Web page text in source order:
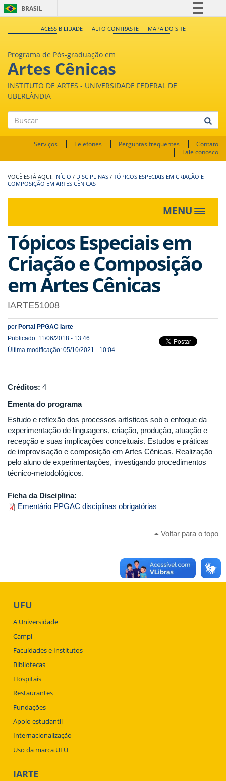
BRASIL
Legislação
ACESSIBILIDADE ALTO CONTRASTE MAPA DO SITE
Programa de Pós-graduação em
Artes Cênicas
INSTITUTO DE ARTES - UNIVERSIDADE FEDERAL DE
UBERLÂNDIA
Buscar
Serviços Telefones Perguntas frequentes
Contato
Fale conosco
INÍCIO / DISCIPLINAS / TÓPICOS ESPECIAIS EM CRIAÇÃO E
COMPOSIÇÃO EM ARTES CÊNICAS
MENU
Toggle
Tópicos Especiais em
Criação e Composição
em Artes Cênicas
IARTE51008
por Portal PPGAC Iarte
Publicado: 11/06/2018 - 13:46
Última modificação: 05/10/2021 - 10:04
Créditos: 4
Ementa do programa
Estudo e reflexão dos processos artísticos sob o enfoque da
experimentação de linguagens, criação, produção, atuação e
recepção e suas implicações conceituais. Estudos e práticas
de improvisação e composição em Artes Cênicas. Realização
pelo aluno de experimentações, investigando procedimentos
técnico-metodológicos.
Ficha da Disciplina:
Ementário PPGAC disciplinas obrigatórias
Voltar para o topo
UFU
A Universidade
Campi
Faculdades e Institutos
Bibliotecas
Hospitais
Restaurantes
Fundações
Apoio estudantil
Internacionalização
Uso da marca UFU
IARTE